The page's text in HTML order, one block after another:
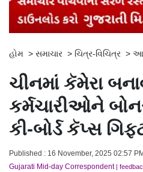
હોમ > સમાચાર > ચિત્ર-વિચિત્ર >
ચીનમાં કૅમેરા
કર્મચારીઓને
કી-બોર્ડ કૅપ્સ
Published : 16 November, 2025 02:57
Gujarati Mid-day Correspondent|